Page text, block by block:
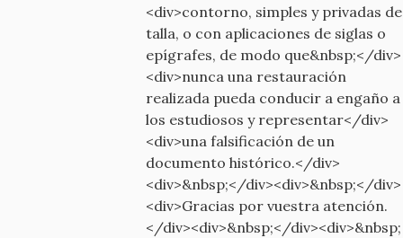
<div>contorno, simples y privadas de
talla, o con aplicaciones de siglas o
epígrafes, de modo que&nbsp;</div>
<div>nunca una restauración
realizada pueda conducir a engaño a
los estudiosos y representar</div>
<div>una falsificación de un
documento histórico.</div>
<div>&nbsp;</div><div>&nbsp;</div>
<div>Gracias por vuestra atención.
</div><div>&nbsp;</div><div>&nbsp;